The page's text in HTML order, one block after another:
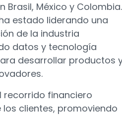
Brasil, México y Colombia.
estado liderando una
de la industria
datos y tecnología
desarrollar productos
recorrido financiero
clientes, promoviendo